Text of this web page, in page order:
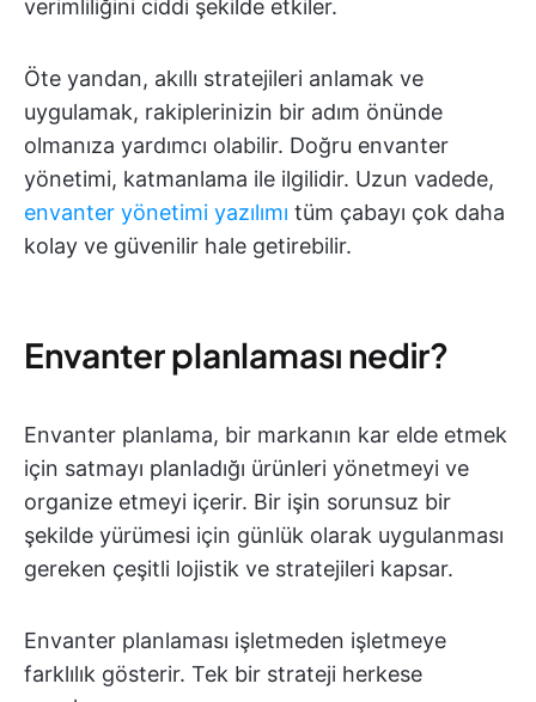
verimliliğini ciddi şekilde etkiler.
Öte yandan, akıllı stratejileri anlamak ve
uygulamak, rakiplerinizin bir adım önünde
olmanıza yardımcı olabilir. Doğru envanter
yönetimi, katmanlama ile ilgilidir. Uzun vadede,
envanter yönetimi yazılımı tüm çabayı çok daha
kolay ve güvenilir hale getirebilir.
Envanter planlaması nedir?
Envanter planlama, bir markanın kar elde etmek
için satmayı planladığı ürünleri yönetmeyi ve
organize etmeyi içerir. Bir işin sorunsuz bir
şekilde yürümesi için günlük olarak uygulanması
gereken çeşitli lojistik ve stratejileri kapsar.
Envanter planlaması işletmeden işletmeye
farklılık gösterir. Tek bir strateji herkese